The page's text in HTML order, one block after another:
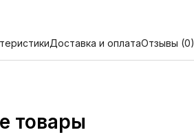
Доставка и оплатаОтзывы (0)
товары